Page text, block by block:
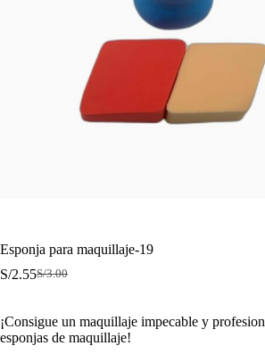
Esponja para maquillaje-19
S/3.00
El
era:
S/3.00.
S/2.55El
es:
S/2.55.
¡Consigue un maquillaje impecable y
esponjas de maquillaje!